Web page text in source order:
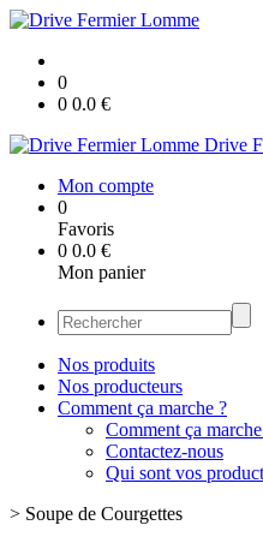
0
0 0.0 €
Drive
Mon compte
0
Favoris
0 0.0 €
Mon panier
Nos produits
Nos producteurs
Comment ça marche ?
Comment ça
Contactez-nous
Qui sont vos
> Soupe de Courgettes